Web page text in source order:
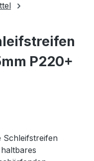
P220+
Schleifstreifen